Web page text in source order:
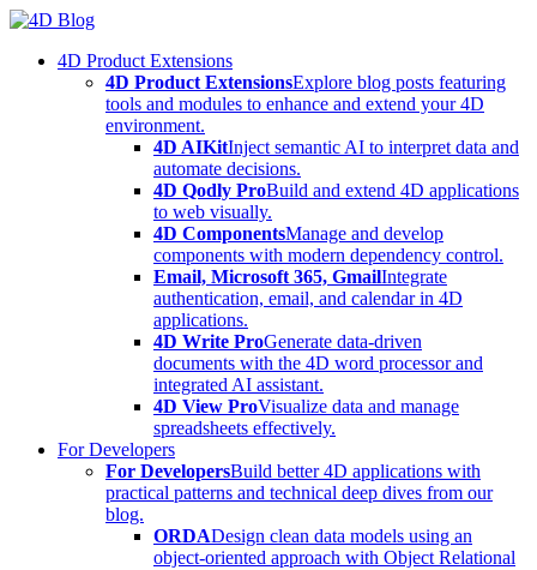
Skip
content4D Product Extensions
4D Product ExtensionsExplore blog posts featuring
tools and modules to enhance and extend your 4D
environment.
4D AIKitInject semantic AI to interpret data and
automate decisions.
4D Qodly ProBuild and extend 4D applications
to web visually.
4D ComponentsManage and develop
components with modern dependency control.
Email, Microsoft 365, GmailIntegrate
authentication, email, and calendar in 4D
applications.
4D Write ProGenerate data-driven
documents with the 4D word processor and
integrated AI assistant.
4D View ProVisualize data and manage
spreadsheets effectively.
For Developers
For DevelopersBuild better 4D applications with
practical patterns and technical deep dives from our
blog.
ORDADesign clean data models using an
object-oriented approach with Object Relational